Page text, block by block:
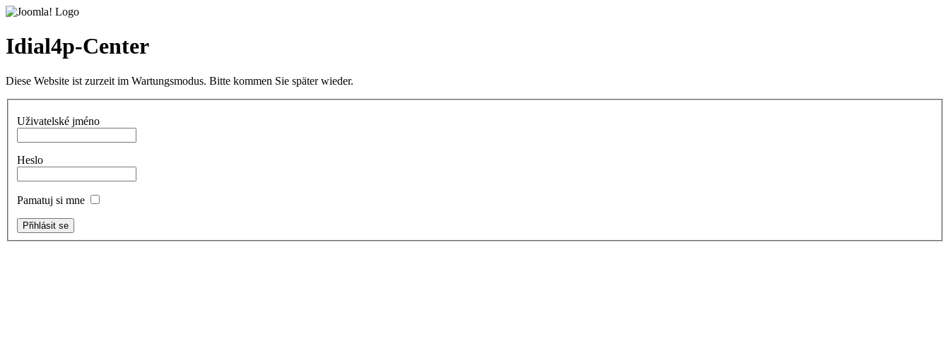
Idial4p-Center
Diese Website ist zurzeit im Wartungsmodus. Bitte kommen Sie später wieder.
Uživatelské jméno
Heslo
Pamatuj si mne